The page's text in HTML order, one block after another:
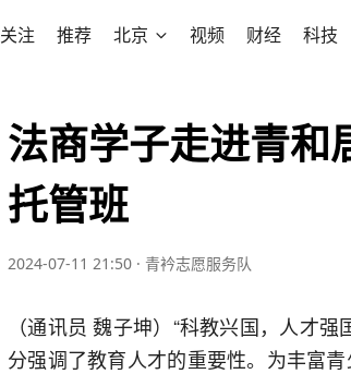
关注 推荐 北京 视频 财经 科技
法商学子走进青和
托管班
2024-07-11 21:50 · 青衿志愿服务队
（通讯员 魏子坤）“科教兴国，人才
分强调了教育人才的重要性。为丰富